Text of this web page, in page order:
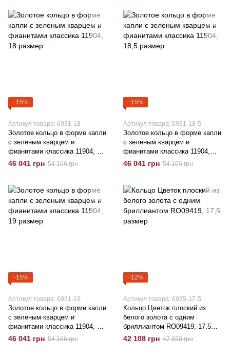
−15%
Артикул товара: 6931-18
Золотое кольцо в форме капли
с зеленым кварцем и
фианитами классика 11904, 18
размер
46 041 грн 54 166 грн
−15%
Артикул товара: 6931-18-5
Золотое кольцо в форме капли
с зеленым кварцем и
фианитами классика 11904,
18,5 размер
46 041 грн 54 166 грн
−15%
Артикул товара: 6931-19
Золотое кольцо в форме капли
с зеленым кварцем и
фианитами классика 11904, 19
размер
46 041 грн 54 166 грн
−12%
Артикул товара: 6935-17-5
Кольцо Цветок плоский из
белого золота с одним
бриллиантом RO09419, 17,5
размер
42 108 грн 47 850 грн